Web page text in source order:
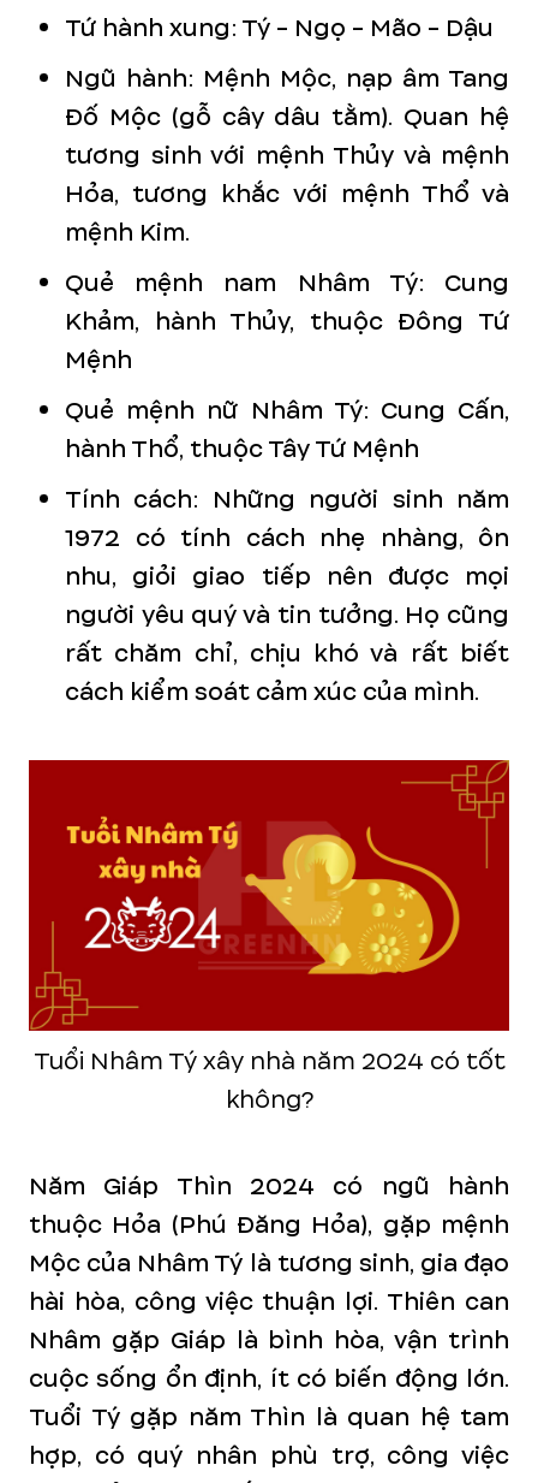
Tứ hành xung: Tý - Ngọ - Mão - Dậu
Ngũ hành: Mệnh Mộc, nạp âm Tang
Đố Mộc (gỗ cây dâu tằm). Quan hệ
tương sinh với mệnh Thủy và mệnh
Hỏa, tương khắc với mệnh Thổ và
mệnh Kim.
Quẻ mệnh nam Nhâm Tý: Cung
Khảm, hành Thủy, thuộc Đông Tứ
Mệnh
Quẻ mệnh nữ Nhâm Tý: Cung Cấn,
hành Thổ, thuộc Tây Tứ Mệnh
Tính cách: Những người sinh năm
1972 có tính cách nhẹ nhàng, ôn
nhu, giỏi giao tiếp nên được mọi
người yêu quý và tin tưởng. Họ cũng
rất chăm chỉ, chịu khó và rất biết
cách kiểm soát cảm xúc của mình.
Tuổi Nhâm Tý xây nhà năm 2024 có tốt
không?
Năm Giáp Thìn 2024 có ngũ hành
thuộc Hỏa (Phú Đăng Hỏa), gặp mệnh
Mộc của Nhâm Tý là tương sinh, gia đạo
hài hòa, công việc thuận lợi. Thiên can
Nhâm gặp Giáp là bình hòa, vận trình
cuộc sống ổn định, ít có biến động lớn.
Tuổi Tý gặp năm Thìn là quan hệ tam
hợp, có quý nhân phù trợ, công việc